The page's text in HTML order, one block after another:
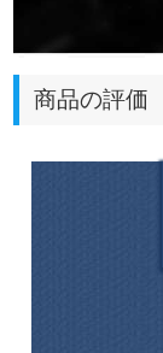
商品の評価